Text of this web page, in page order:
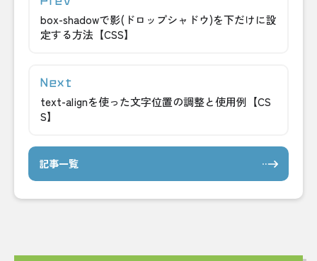
box-shadowで影(ドロップシャドウ)を下だけに設
定する方法【CSS】
text-alignを使った文字位置の調整と使用例【CS
S】
記事一覧